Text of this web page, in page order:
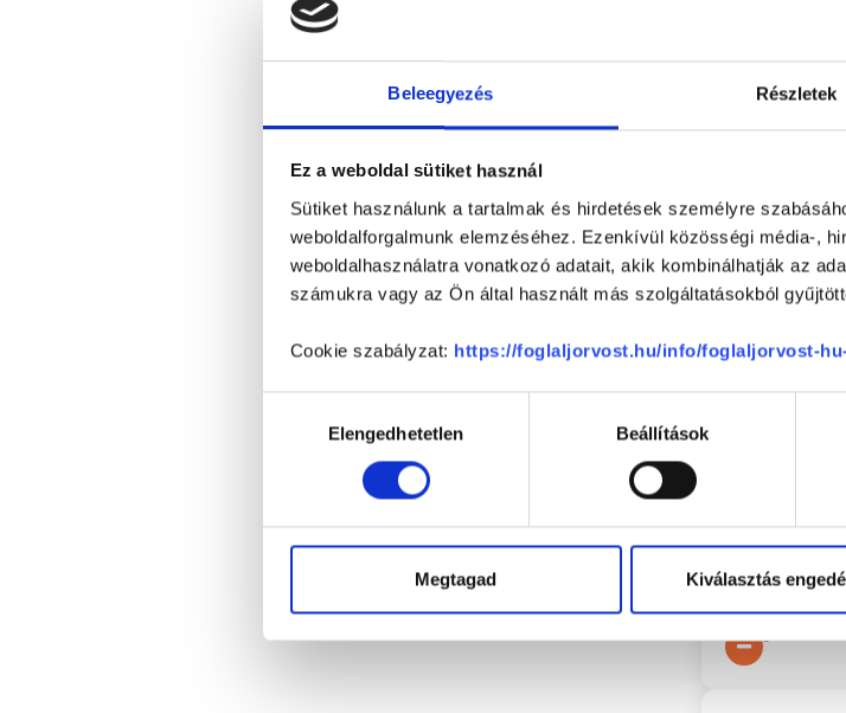
Beleegyezés Részletek
Ez a weboldal sütiket használ
Sütiket használunk a tartalmak és hirdetések személyre
weboldalforgalmunk elemzéséhez. Ezenkívül közösségi média-,
weboldalhasználatra vonatkozó adatait, akik kombinálhatják az
számukra vagy az Ön által használt más szolgáltatásokból
Cookie szabályzat: https://foglaljorvost.hu/info/foglaljorvost-
kiválasztásaElengedhetetlen Beállítások
Megtagad Kiválasztás
Anonym
Kedves,
-
Marianna
(ellenőrzött
A
időpont
(ellenőrzött
Az orvos
-